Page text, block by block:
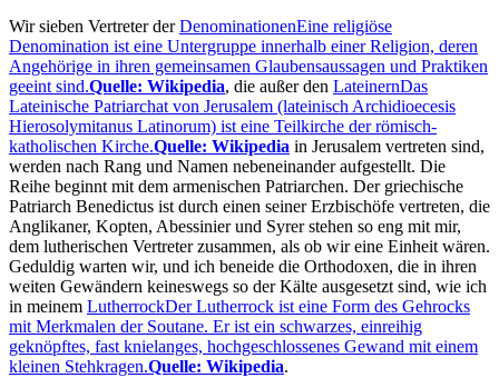
Wir sieben Vertreter derDenominationenEine religiöse
Denomination ist eine Untergruppe innerhalb einer Religion, deren
Angehörige in ihren gemeinsamen Glaubensaussagen und Praktiken
geeint sind.Quelle: Wikipedia, die außer den LateinernDas
Lateinische Patriarchat von Jerusalem (lateinisch Archidioecesis
Hierosolymitanus Latinorum) ist eine Teilkirche der römisch-
katholischen Kirche.Quelle: Wikipedia in Jerusalem vertreten sind,
werden nach Rang und Namen nebeneinander aufgestellt. Die
Reihe beginnt mit dem armenischen Patriarchen. Der griechische
Patriarch Benedictus ist durch einen seiner Erzbischöfe vertreten, die
Anglikaner, Kopten, Abessinier und Syrer stehen so eng mit mir,
dem lutherischen Vertreter zusammen, als ob wir eine Einheit wären.
Geduldig warten wir, und ich beneide die Orthodoxen, die in ihren
weiten Gewändern keineswegs so der Kälte ausgesetzt sind, wie ich
in meinem LutherrockDer Lutherrock ist eine Form des Gehrocks
mit Merkmalen der Soutane. Er ist ein schwarzes, einreihig
geknöpftes, fast knielanges, hochgeschlossenes Gewand mit einem
kleinen Stehkragen.Quelle: Wikipedia.